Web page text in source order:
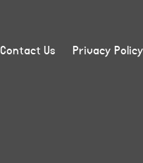
Privacy Policy
Contact Us